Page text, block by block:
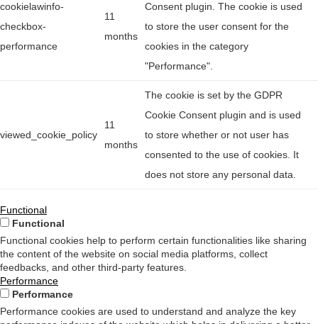
cookielawinfo-
checkbox-
performance
11
months
Consent plugin. The cookie is used
to store the user consent for the
cookies in the category
"Performance".
viewed_cookie_policy
11
months
The cookie is set by the GDPR
Cookie Consent plugin and is used
to store whether or not user has
consented to the use of cookies. It
does not store any personal data.
Functional
Functional
Functional cookies help to perform certain functionalities like sharing
the content of the website on social media platforms, collect
feedbacks, and other third-party features.
Performance
Performance
Performance cookies are used to understand and analyze the key